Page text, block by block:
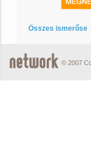
Összes ismerőse
© 2007